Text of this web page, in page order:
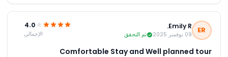
ER
Emily R.
09 نوفمبر 2025 تم التحقق
4.0
الإجمالي
Comfortable Stay and Well planned tour